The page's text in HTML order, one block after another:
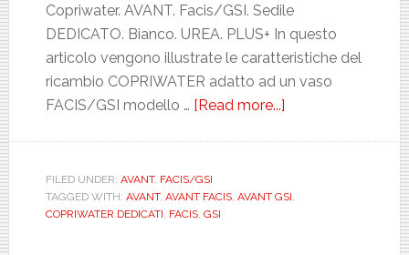
Copriwater. AVANT. Facis/GSI. Sedile
DEDICATO. Bianco. UREA. PLUS+ In questo
articolo vengono illustrate le caratteristiche del
ricambio COPRIWATER adatto ad un vaso
FACIS/GSI modello … [Read more...]
DEDICATO.
FILED UNDER: AVANT, FACIS/GSI
TAGGED WITH: AVANT, AVANT FACIS, AVANT GSI,
COPRIWATER DEDICATI, FACIS, GSI